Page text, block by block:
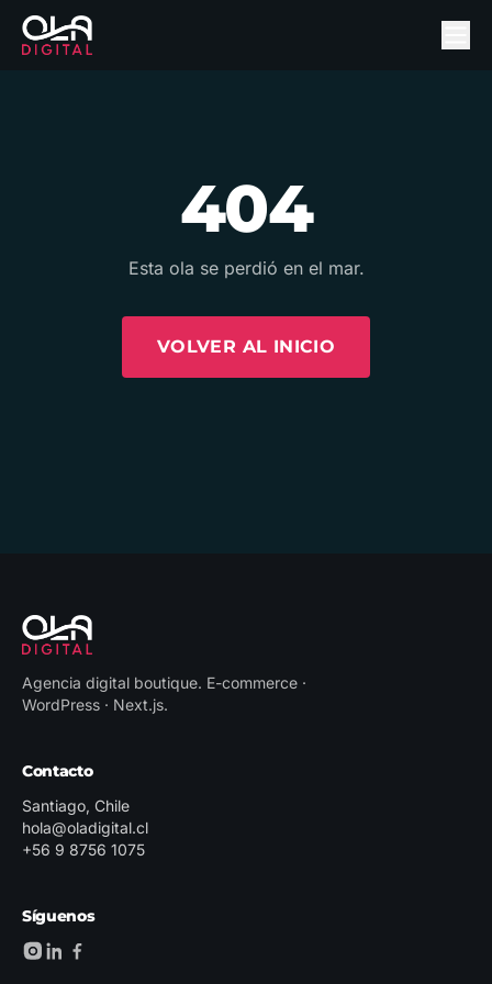
404
Esta ola se perdió en el mar.
VOLVER AL INICIO
Agencia digital boutique. E-commerce ·
WordPress · Next.js.
Contacto
Santiago, Chile
hola@oladigital.cl
+56 9 8756 1075
Síguenos